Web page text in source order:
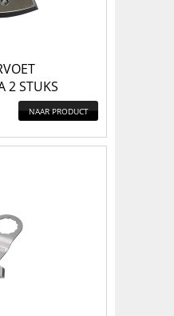
2 STUKS
NAAR PRODUCT